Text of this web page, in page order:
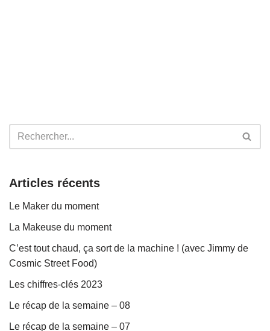
Articles récents
Le Maker du moment
La Makeuse du moment
C’est tout chaud, ça sort de la machine ! (avec Jimmy de
Cosmic Street Food)
Les chiffres-clés 2023
Le récap de la semaine – 08
Le récap de la semaine – 07